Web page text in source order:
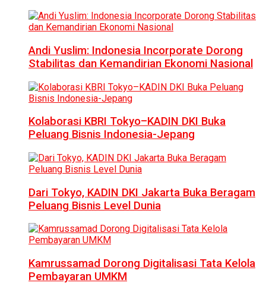
Andi Yuslim: Indonesia Incorporate Dorong
Stabilitas dan Kemandirian Ekonomi Nasional
Kolaborasi KBRI Tokyo–KADIN DKI Buka
Peluang Bisnis Indonesia-Jepang
Dari Tokyo, KADIN DKI Jakarta Buka Beragam
Peluang Bisnis Level Dunia
Kamrussamad Dorong Digitalisasi Tata Kelola
Pembayaran UMKM